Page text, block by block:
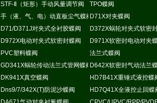
STF-Ⅱ（矩形）手动风量调节阀
TPO蝶阀
手（液、气、电）动直板尘气蝶阀D71X对夹蝶阀
D71/D371J对夹式全衬胶蝶阀
D372X蜗轮对夹式软密
D972X电动对夹式软密封蝶阀
D971X软密封电动对夹
PVC塑料蝶阀
法兰式蝶阀
GD341X蜗轮传动法兰式管网蝶阀D642X软密封气动法兰
DK941X真空蝶阀
HD7B41X重锤式液控蝶
Dns9/7/342X(T)防泥沙蝶阀
HD7Q41X全液控止回蝶